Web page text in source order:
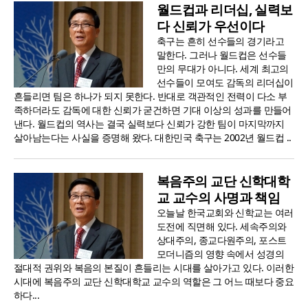
월드컵과 리더십, 실력보
다 신뢰가 우선이다
축구는 흔히 선수들의 경기라고
말한다. 그러나 월드컵은 선수들
만의 무대가 아니다. 세계 최고의
선수들이 모여도 감독의 리더십이
흔들리면 팀은 하나가 되지 못한다. 반대로 객관적인 전력이 다소 부
족하더라도 감독에 대한 신뢰가 굳건하면 기대 이상의 성과를 만들어
낸다. 월드컵의 역사는 결국 실력보다 신뢰가 강한 팀이 마지막까지
살아남는다는 사실을 증명해 왔다. 대한민국 축구는 2002년 월드컵 ..
복음주의 교단 신학대학
교 교수의 사명과 책임
오늘날 한국교회와 신학교는 여러
도전에 직면해 있다. 세속주의와
상대주의, 종교다원주의, 포스트
모더니즘의 영향 속에서 성경의
절대적 권위와 복음의 본질이 흔들리는 시대를 살아가고 있다. 이러한
시대에 복음주의 교단 신학대학교 교수의 역할은 그 어느 때보다 중요
하다...